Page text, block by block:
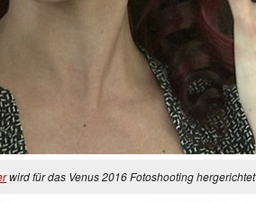
wird für das Venus 2016 Fotoshooting hergerichtet